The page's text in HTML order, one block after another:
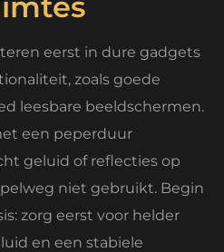
eerst in dure gadgets
zoals goede
leesbare beeldschermen.
een peperduur
geluid of reflecties op
niet gebruikt. Begin
zorg eerst voor helder
en een stabiele